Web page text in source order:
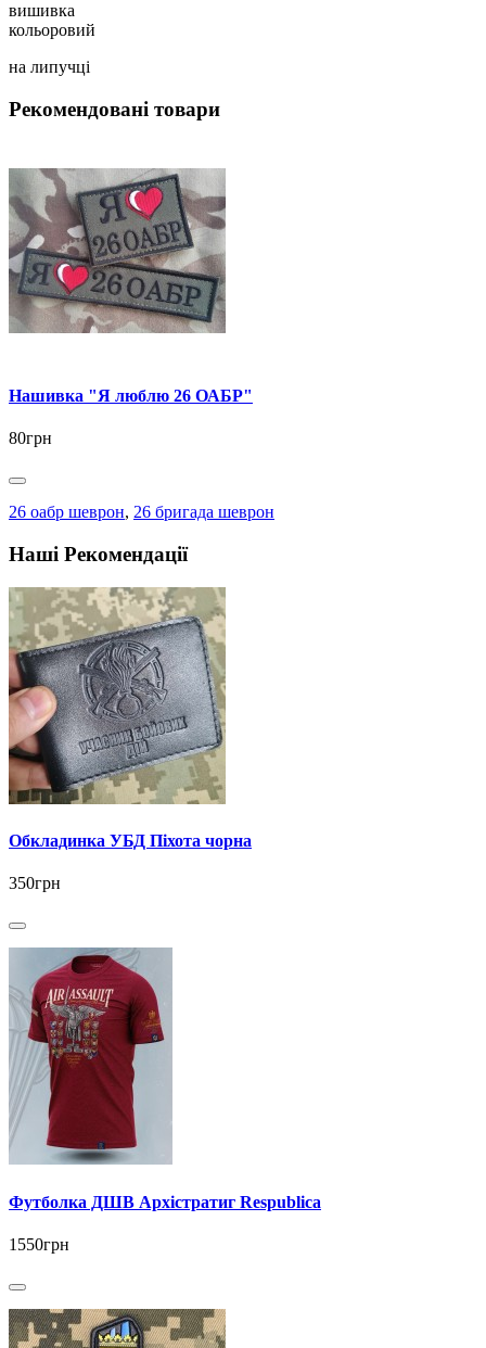
вишивка
кольоровий
на липучці
Рекомендовані товари
Нашивка "Я люблю 26 ОАБР"
80грн
26 оабр шеврон, 26 бригада шеврон
Наші Рекомендації
Обкладинка УБД Піхота чорна
350грн
Футболка ДШВ Архістратиг Respublica
1550грн